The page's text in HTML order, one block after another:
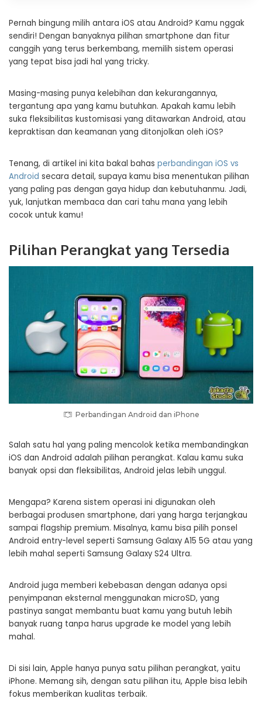
Pernah bingung milih antara iOS atau Android? Kamu nggak
sendiri! Dengan banyaknya pilihan smartphone dan fitur
canggih yang terus berkembang, memilih sistem operasi
yang tepat bisa jadi hal yang tricky.
Masing-masing punya kelebihan dan kekurangannya,
tergantung apa yang kamu butuhkan. Apakah kamu lebih
suka fleksibilitas kustomisasi yang ditawarkan Android, atau
kepraktisan dan keamanan yang ditonjolkan oleh iOS?
Tenang, di artikel ini kita bakal bahas perbandingan iOS vs
Android secara detail, supaya kamu bisa menentukan pilihan
yang paling pas dengan gaya hidup dan kebutuhanmu. Jadi,
yuk, lanjutkan membaca dan cari tahu mana yang lebih
cocok untuk kamu!
Pilihan Perangkat yang Tersedia
Perbandingan Android dan iPhone
Salah satu hal yang paling mencolok ketika membandingkan
iOS dan Android adalah pilihan perangkat. Kalau kamu suka
banyak opsi dan fleksibilitas, Android jelas lebih unggul.
Mengapa? Karena sistem operasi ini digunakan oleh
berbagai produsen smartphone, dari yang harga terjangkau
sampai flagship premium. Misalnya, kamu bisa pilih ponsel
Android entry-level seperti Samsung Galaxy A15 5G atau yang
lebih mahal seperti Samsung Galaxy S24 Ultra.
Android juga memberi kebebasan dengan adanya opsi
penyimpanan eksternal menggunakan microSD, yang
pastinya sangat membantu buat kamu yang butuh lebih
banyak ruang tanpa harus upgrade ke model yang lebih
mahal.
Di sisi lain, Apple hanya punya satu pilihan perangkat, yaitu
iPhone. Memang sih, dengan satu pilihan itu, Apple bisa lebih
fokus memberikan kualitas terbaik.